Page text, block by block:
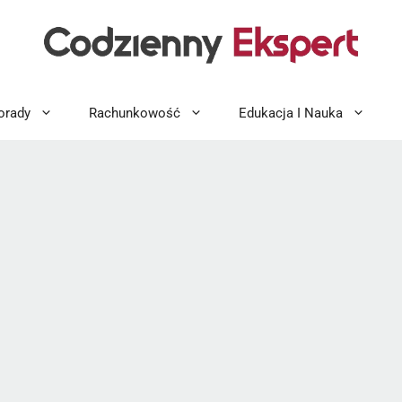
Rachunkowość Edukacja I Nauka